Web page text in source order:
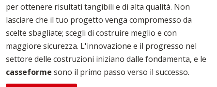
per ottenere risultati tangibili e di alta qualità. Non
lasciare che il tuo progetto venga compromesso da
scelte sbagliate; scegli di costruire meglio e con
maggiore sicurezza. L'innovazione e il progresso nel
settore delle costruzioni iniziano dalle fondamenta, e le
casseforme sono il primo passo verso il successo.